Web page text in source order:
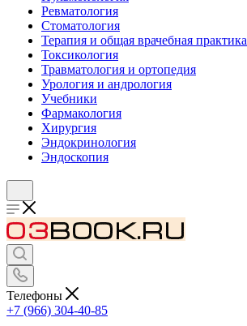
Ревматология
Стоматология
Терапия и общая врачебная практика
Токсикология
Травматология и ортопедия
Урология и андрология
Учебники
Фармакология
Хирургия
Эндокринология
Эндоскопия
Телефоны
+7 (966) 304-40-85